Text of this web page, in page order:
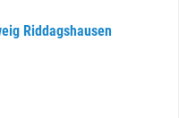
Riddagshausen